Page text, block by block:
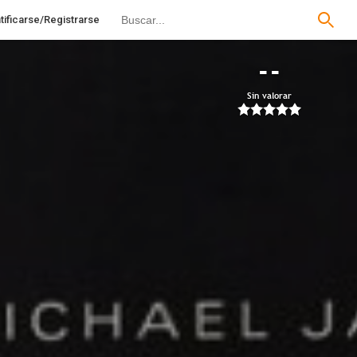
Registrarse
--
Sin valorar